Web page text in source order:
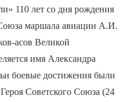
110 лет со дня рождения
маршала авиации А.И.
асов Великой
имя Александра
боевые достижения были
Советского Союза (24